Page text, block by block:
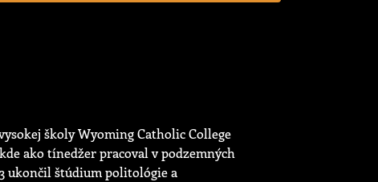
školy Wyoming Catholic College
ako tínedžer pracoval v podzemných
ukončil štúdium politológie a